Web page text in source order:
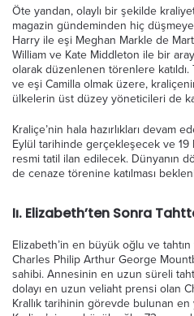
Öte yandan, olaylı bir şekilde
magazin gündeminden hiç
Harry ile eşi Meghan Markle de
William ve Kate Middleton ile bir
olarak düzenlenen törenlere
ve eşi Camilla olmak üzere,
ülkelerin üst düzey yöneticileri de
Kraliçe’nin hala hazırlıkları devam
Eylül tarihinde gerçekleşecek ve 19
resmi tatil ilan edilecek. Dünyanın
de cenaze törenine katılması
Iı. Elizabeth’ten Sonra
Elizabeth’in en büyük oğlu ve
Charles Philip Arthur George
sahibi. Annesinin en uzun süreli
dolayı en uzun veliaht prensi olan
Krallık tarihinin görevde bulunan en